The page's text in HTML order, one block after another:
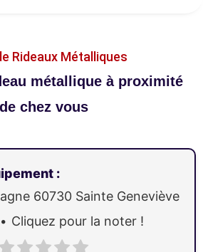
Rideaux Métalliques
métallique à proximité
de chez vous
:
60730 Sainte Geneviève
Cliquez pour la noter !